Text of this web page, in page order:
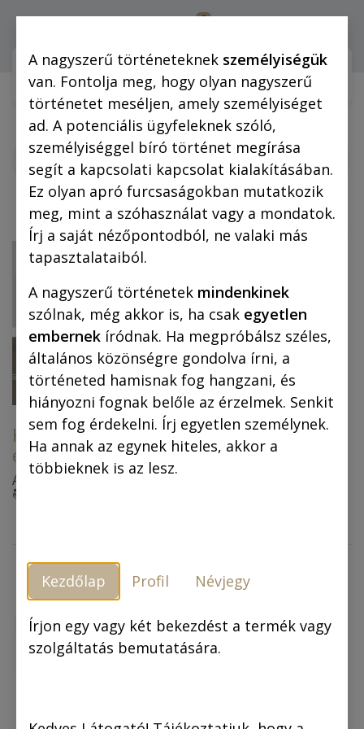
0
Webshop (mobilra)
Korcsmáros
Pál-
életműsorozat
Korcsmáros Pál
életműcsomag
A csomag tartalma:
📚 Mikrotánia és az
klasszikusai
🎁 ajándékba adjuk a Mesél
a ceruza című könyvet,
amely betekintést nyújt
Korcsmáros Pál életébe és
munkásságába.
Verne Gyula
klasszikusai
Sorozatunk harmadik
A nagyszerű történeteknek személyiségük
van. Fontolja meg, hogy olyan nagyszerű
történetet meséljen, amely személyiséget
ad. A potenciális ügyfeleknek szóló,
személyiséggel bíró történet megírása
segít a kapcsolati kapcsolat kialakításában.
Ez olyan apró furcsaságokban mutatkozik
meg, mint a szóhasználat vagy a mondatok.
Írj a saját nézőpontodból, ne valaki más
tapasztalataiból.
A nagyszerű történetek mindenkinek
szólnak, még akkor is, ha csak egyetlen
embernek íródnak. Ha megpróbálsz széles,
általános közönségre gondolva írni, a
történeted hamisnak fog hangzani, és
hiányozni fognak belőle az érzelmek. Senkit
sem fog érdekelni. Írj egyetlen személynek.
Ha annak az egynek hiteles, akkor a
többieknek is az lesz.
Kezdőlap Profil Névjegy
Írjon egy vagy két bekezdést a termék vagy
szolgáltatás bemutatására.